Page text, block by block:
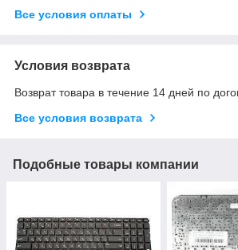
Все условия оплаты
Условия возврата
Возврат товара в течение 14 дней по
Все условия возврата
Подобные товары компании